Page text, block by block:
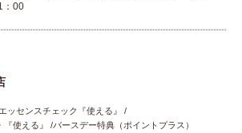
：00
エッセンスチェック『使える』
使える』
バースデー特典（ポイントプラス）